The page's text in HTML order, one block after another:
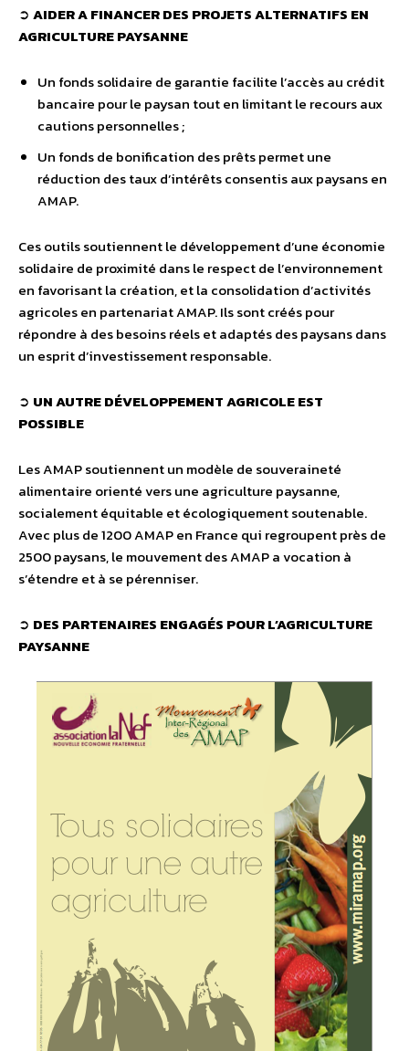
➲ AIDER A FINANCER DES PROJETS ALTERNATIFS EN
AGRICULTURE PAYSANNE
Un fonds solidaire de garantie facilite l’accès au crédit
bancaire pour le paysan tout en limitant le recours aux
cautions personnelles ;
Un fonds de bonification des prêts permet une
réduction des taux d’intérêts consentis aux paysans en
AMAP.
Ces outils soutiennent le développement d’une économie
solidaire de proximité dans le respect de l’environnement
en favorisant la création, et la consolidation d’activités
agricoles en partenariat AMAP. Ils sont créés pour
répondre à des besoins réels et adaptés des paysans dans
un esprit d’investissement responsable.
➲ UN AUTRE DÉVELOPPEMENT AGRICOLE EST
POSSIBLE
Les AMAP soutiennent un modèle de souveraineté
alimentaire orienté vers une agriculture paysanne,
socialement équitable et écologiquement soutenable.
Avec plus de 1200 AMAP en France qui regroupent près de
2500 paysans, le mouvement des AMAP a vocation à
s’étendre et à se pérenniser.
➲ DES PARTENAIRES ENGAGÉS POUR L’AGRICULTURE
PAYSANNE